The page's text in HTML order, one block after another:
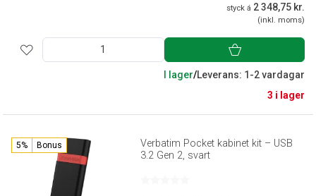
styck á 2 348,75 kr.
(inkl. moms)
I lager/Leverans: 1-2 vardagar
3 i lager
5% Bonus
Verbatim Pocket kabinet kit – USB
3.2 Gen 2, svart